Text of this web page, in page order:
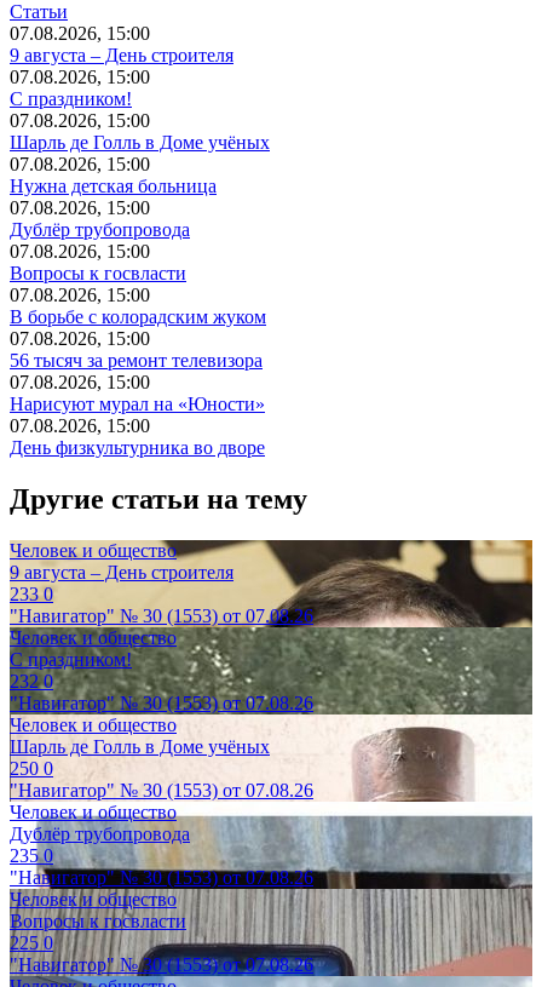
Статьи
07.08.2026, 15:00
9 августа – День строителя
07.08.2026, 15:00
С праздником!
07.08.2026, 15:00
Шарль де Голль в Доме учёных
07.08.2026, 15:00
Нужна детская больница
07.08.2026, 15:00
Дублёр трубопровода
07.08.2026, 15:00
Вопросы к госвласти
07.08.2026, 15:00
В борьбе с колорадским жуком
07.08.2026, 15:00
56 тысяч за ремонт телевизора
07.08.2026, 15:00
Нарисуют мурал на «Юности»
07.08.2026, 15:00
День физкультурника во дворе
Другие статьи на тему
Человек и общество
9 августа – День строителя
2330
"Навигатор" № 30 (1553) от 07.08.26
Человек и общество
С праздником!
2320
"Навигатор" № 30 (1553) от 07.08.26
Человек и общество
Шарль де Голль в Доме учёных
250 0
"Навигатор" № 30 (1553) от 07.08.26
Человек и общество
Дублёр трубопровода
2350
"Навигатор" № 30 (1553) от 07.08.26
Человек и общество
Вопросы к госвласти
2250
"Навигатор" № 30 (1553) от 07.08.26